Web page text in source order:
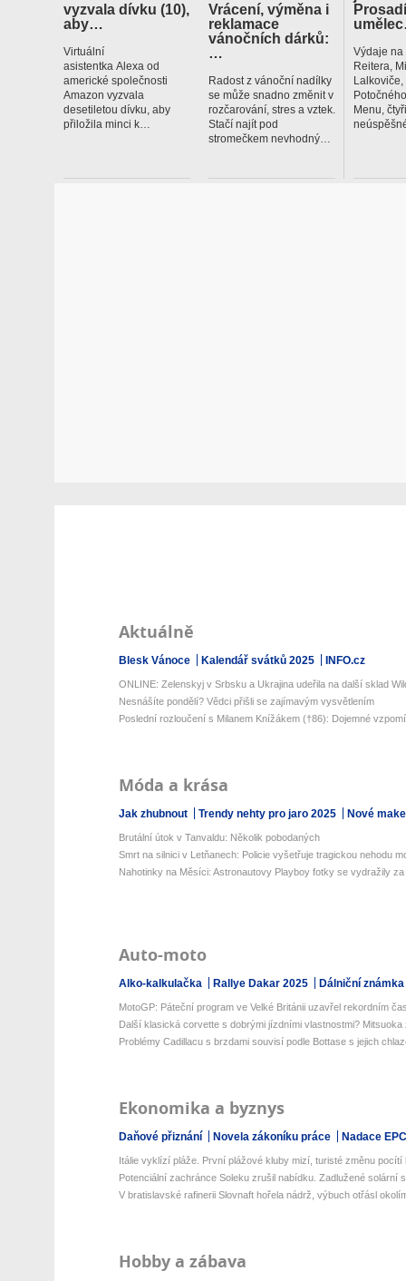
vyzvala dívku (10),
aby…
Virtuální
asistentka Alexa od
americké společnosti
Amazon vyzvala
desetiletou dívku, aby
přiložila minci k…
Vrácení, výměna i
reklamace
vánočních dárků:
…
Radost z vánoční nadílky
se může snadno změnit v
rozčarování, stres a vztek.
Stačí najít pod
stromečkem nevhodný…
Výdaje na
Reitera,
Menu,
Aktuálně
Blesk Vánoce Kalendář svátků 2025 INFO.cz
ONLINE: Zelenskyj v Srbsku a Ukrajina udeřila na další sklad
Nesnášíte pondělí? Vědci přišli se zajímavým vysvětlením
Poslední rozloučení s Milanem Knížákem (†86): Dojemné
Móda a krása
Jak zhubnout Trendy nehty pro jaro 2025 Nové
Brutální útok v Tanvaldu: Několik pobodaných
Smrt na silnici v Letňanech: Policie vyšetřuje tragickou nehodu
Nahotinky na Měsíci: Astronautovy Playboy fotky se vydražily za
Auto-moto
Alko-kalkulačka Rallye Dakar 2025 Dálniční
MotoGP: Páteční program ve Velké Británii uzavřel rekordním
Další klasická corvette s dobrými jízdními vlastnostmi? Mitsuoka
Problémy Cadillacu s brzdami souvisí podle Bottase s jejich
Ekonomika a byznys
Daňové přiznání Novela zákoníku práce Nadace
Itálie vyklízí pláže. První plážové kluby mizí, turisté změnu pocítí
Potenciální zachránce Soleku zrušil nabídku. Zadlužené solární
V bratislavské rafinerii Slovnaft hořela nádrž, výbuch otřásl
Hobby a zábava